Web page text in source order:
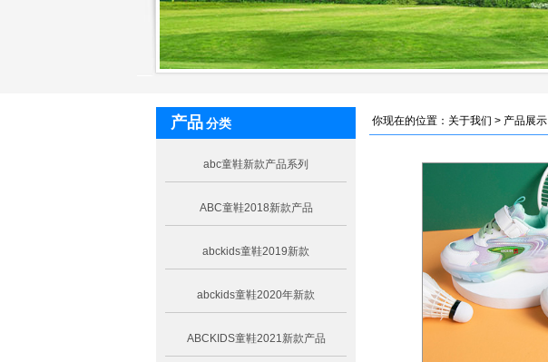
产品分类
abc童鞋新款产品系列
ABC童鞋2018新款产品
abckids童鞋2019新款
abckids童鞋2020年新款
ABCKIDS童鞋2021新款产品
你现在的位置：关于我们 > 产品展示